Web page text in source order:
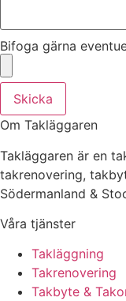
Bifoga gärna
Skicka
Om Takläggaren
Takläggaren är en
takrenovering,
Södermanland &
Våra tjänster
Takläggning
Takrenovering
Takbyte &